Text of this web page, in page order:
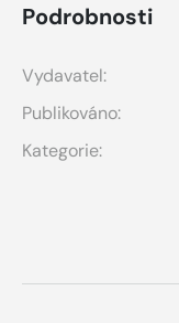
Podrobnosti
Vydavatel:
Publikováno:
Kategorie: